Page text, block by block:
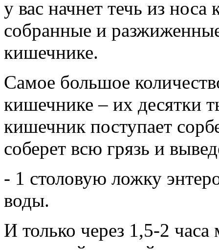
у вас начнет течь из
собранные и
кишечнике.
Самое большое
кишечнике – их десятки
кишечник поступает
соберет всю грязь и
- 1 столовую ложку
воды.
И только через 1,5-2